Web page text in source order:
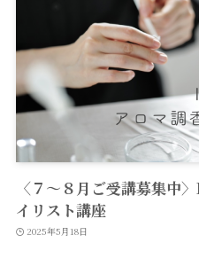
〈７〜８月ご受講募集中
イリスト講座
2025年5月18日